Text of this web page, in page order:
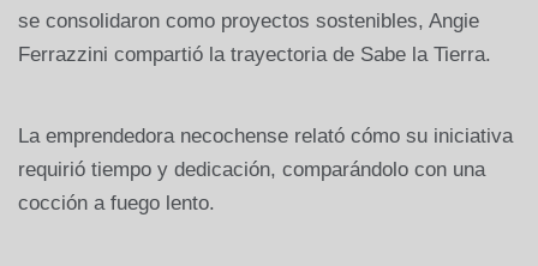
se consolidaron como proyectos sostenibles, Angie
Ferrazzini compartió la trayectoria de Sabe la Tierra.
La emprendedora necochense relató cómo su iniciativa
requirió tiempo y dedicación, comparándolo con una
cocción a fuego lento.